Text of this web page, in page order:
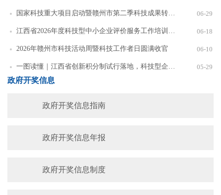
国家科技重大项目启动暨赣州市第二季科技成果转化产融对接会举行 06-29
江西省2026年度科技型中小企业评价服务工作培训班在吉安举办 06-18
2026年赣州市科技活动周暨科技工作者日圆满收官 06-10
一图读懂｜江西省创新积分制试行落地，科技型企业如何"凭分获益"？ 05-29
政府开奖信息
政府开奖信息指南
政府开奖信息年报
政府开奖信息制度